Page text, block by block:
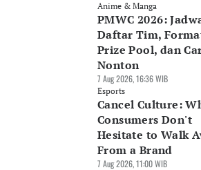
Anime & Manga
PMWC 2026:
Daftar Tim,
Prize Pool, dan
Nonton
7 Aug 2026, 16:36 WIB
Esports
Cancel Culture:
Consumers Don't
Hesitate to Walk
From a Brand
7 Aug 2026, 11:00 WIB